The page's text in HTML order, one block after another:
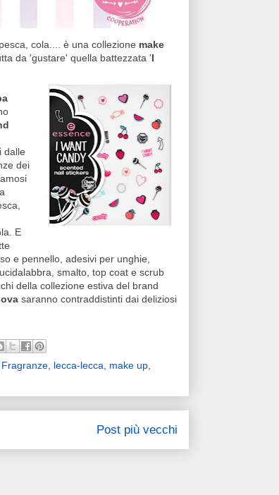
cola.... è una collezione make
da 'gustare' quella battezzata 'I
dalle
dei
E
e pennello, adesivi per unghie,
smalto, top coat e scrub
della collezione estiva del brand
saranno contraddistinti dai deliziosi
Fragranze, lecca-lecca, make up,
Post più vecchi